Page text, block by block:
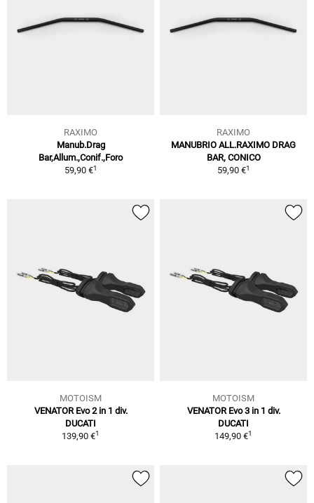
RAXIMO
Manub.Drag
Bar,Allum.,Conif.,Foro
59,90 €1
RAXIMO
MANUBRIO ALL.RAXIMO DRAG
BAR, CONICO
59,90 €1
MOTOISM
VENATOR Evo 2 in 1 div.
DUCATI
139,90 €1
MOTOISM
VENATOR Evo 3 in 1 div.
DUCATI
149,90 €1